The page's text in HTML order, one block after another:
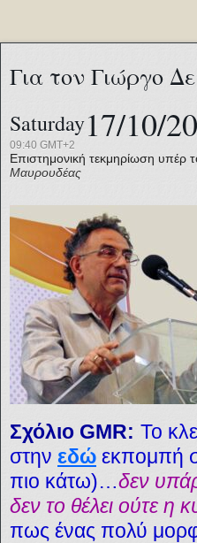
Για τον Γιώργο
Saturday17/10/
09:40 GMT+2
Επιστημονική τεκμηρίωση υπέρ
Μαυρουδέας
Σχόλιο GMR: Το
στην εδώ εκπομπή
πιο κάτω)…δεν
δεν το θέλει ούτε η
πως ένας πολύ